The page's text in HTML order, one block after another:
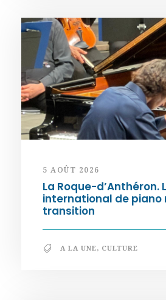
5 AOÛT 2026
La Roque-d’Anthéron.
international de piano
transition
A LA UNE, CULTURE